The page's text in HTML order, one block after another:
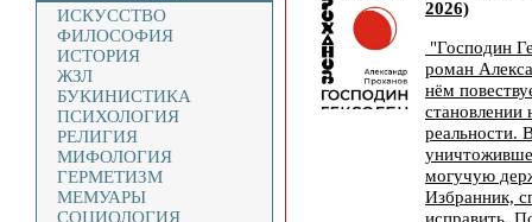
ИСКУССТВО
ФИЛОСОФИЯ
ИСТОРИЯ
ЖЗЛ
БУКИНИСТИКА
ПСИХОЛОГИЯ
РЕЛИГИЯ
МИФОЛОГИЯ
ГЕРМЕТИЗМ
МЕМУАРЫ
СОЦИОЛОГИЯ
2026)
"Господин
роман
нём
становлении
реальности.
могучую
Избранник,
исправить.